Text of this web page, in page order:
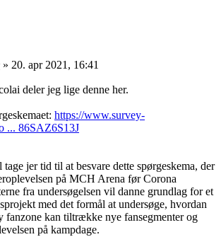
» 20. apr 2021, 16:41
deler jeg lige denne her.
https://www.survey-
... 86SAZ6S13J
jer tid til at besvare dette spørgeskema, der
på MCH Arena før Corona
fra undersøgelsen vil danne grundlag for et
med det formål at undersøge, hvordan
fanzone kan tiltrække nye fansegmenter og
på kampdage.